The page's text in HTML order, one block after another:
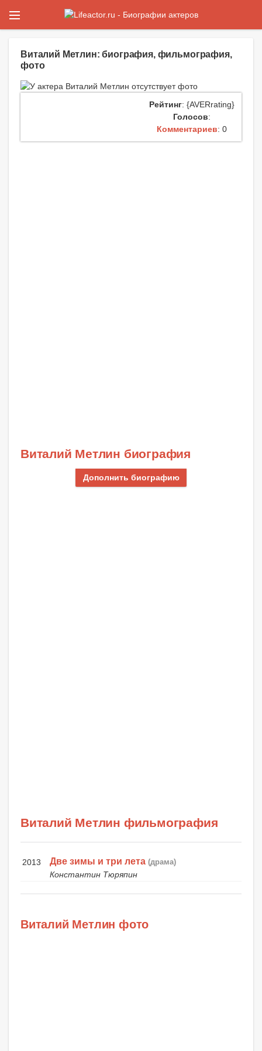
Виталий Метлин: биография, фильмография,
фото
Рейтинг: {AVERrating}
Голосов:
Комментариев: 0
Виталий Метлин биография
Дополнить биографию
Виталий Метлин фильмография
2013 Две зимы и три лета (драма)
Константин Тюряпин
Виталий Метлин фото